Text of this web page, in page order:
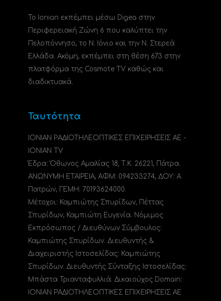
Το Ionian εκπέμπει μέσω Digea στην
Περιφερειακή Ζώνη 6 που καλύπτει την
Πελοπόννησο, το N. Ιόνιο και την Ν. Στερεά
Ελλάδα. Ακόμη, εκπέμπει στη θέση 673 στην
πλατφόρμα της Cosmote TV καθώς και
διαδικτυακά.
Ταυτότητα
ΙΟΝΙΑΝ ΡΑΔΙΟΤΗΛΕΟΠΤΙΚΕΣ ΕΠΙΧΕΙΡΗΣΕΙΣ ΑΕ -
IONIAN TV
Έδρα: Όθωνος Αμαλίας 18, Τ.Κ. 26221, Πάτρα.
ΑΝΩΝΥΜΗ ΕΤΑΙΡΕΙΑ, ΑΦΜ: 094233274, ΔΟΥ: A
Πατρών, ΓΕΜΗ: 70193624000.
Μέτοχοι: Καμπιώτης Σπυρίδων, Πέττας
Σπυρίδων, Καμπιώτη Ευγενία. Νόμιμος
Εκπρόσωπος / Διευθύνων Σύμβουλος:
Καμπιώτης Σπυρίδων. Διευθυντής &
Διαχειριστής Ιστοσελίδας: Καμπιώτης
Σπυρίδων. Διευθυντής Σύνταξης Ιστοσελίδας:
Μπάστα Τριανταφυλλιά. Δικαιούχος Domain:
ΙΟΝΙΑΝ ΡΑΔΙΟΤΗΛΕΟΠΤΙΚΕΣ ΕΠΙΧΕΙΡΗΣΕΙΣ ΑΕ